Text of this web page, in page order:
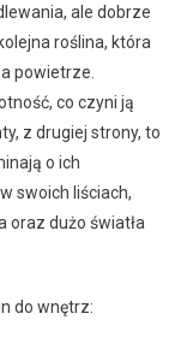
ale dobrze
roślina, która
powietrze.
co czyni ją
z drugiej strony, to
o ich
swoich liściach,
oraz dużo światła
do wnętrz: